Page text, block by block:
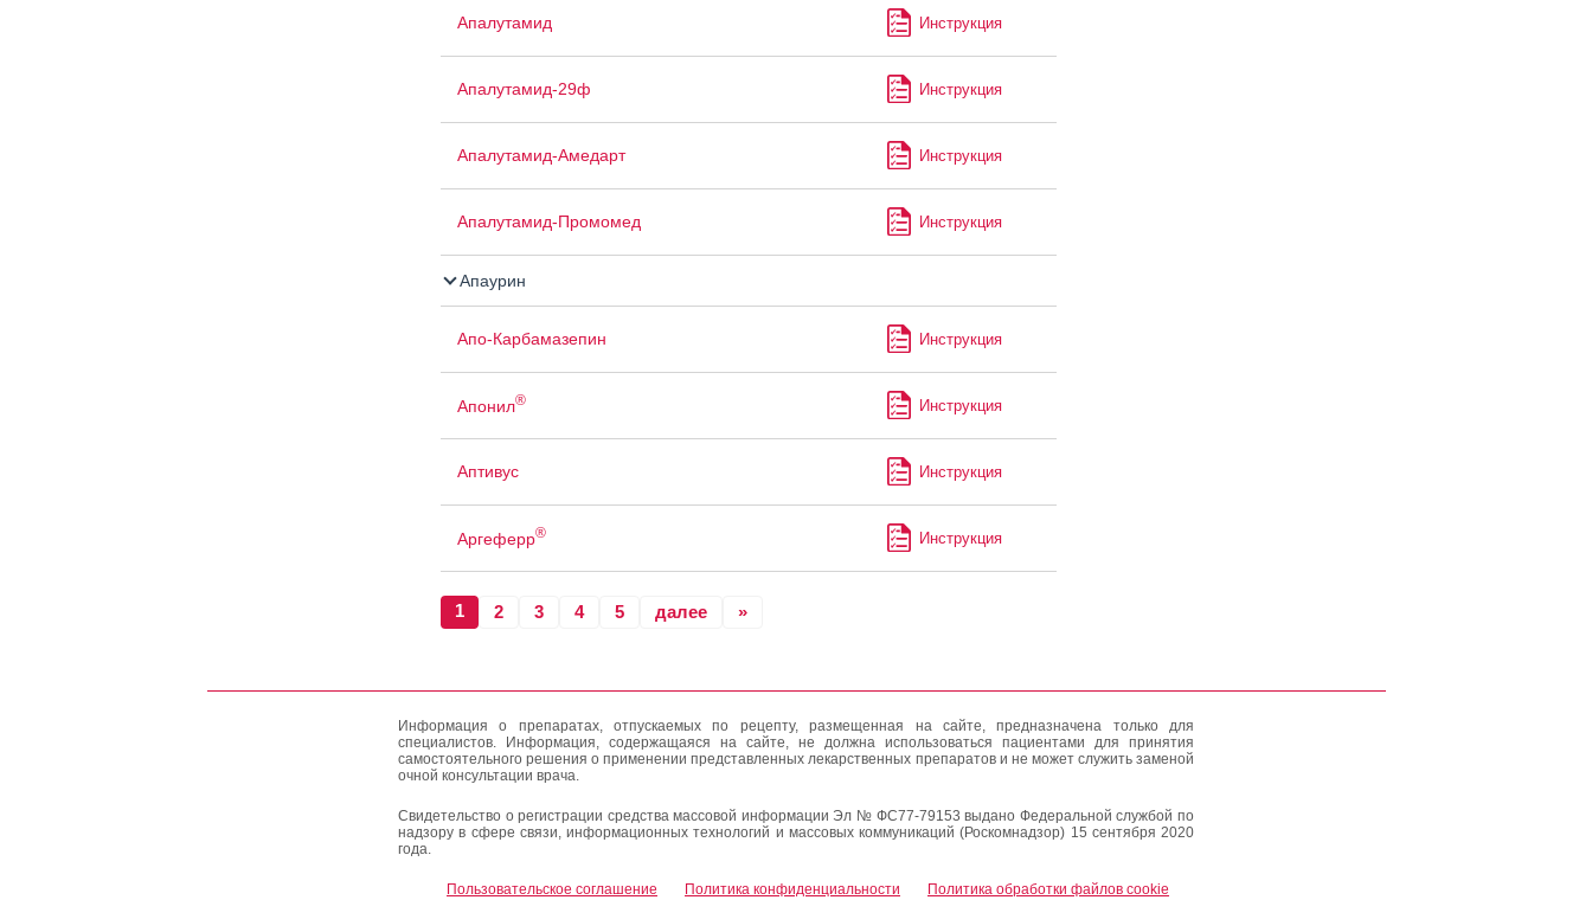
Апалутамид Инструкция
Апалутамид-29ф Инструкция
Апалутамид-Амедарт Инструкция
Апалутамид-Промомед Инструкция
Апаурин
Апо-Карбамазепин Инструкция
Апонил® Инструкция
Аптивус Инструкция
Аргеферр® Инструкция
1 2 3 4 5 далее »
Информация о препаратах, отпускаемых по рецепту, размещенная на сайте, предназначена только для
специалистов. Информация, содержащаяся на сайте, не должна использоваться пациентами для принятия
самостоятельного решения о применении представленных лекарственных препаратов и не может служить заменой
очной консультации врача.
Свидетельство о регистрации средства массовой информации Эл № ФС77-79153 выдано Федеральной службой по
надзору в сфере связи, информационных технологий и массовых коммуникаций (Роскомнадзор) 15 сентября 2020
года.
Пользовательское соглашение Политика конфиденциальности Политика обработки файлов cookie